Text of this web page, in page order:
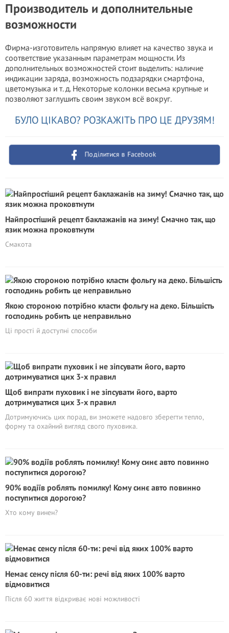
Производитель и дополнительные
возможности
Фирма-изготовитель напрямую влияет на качество звука и
соответствие указанным параметрам мощности. Из
дополнительных возможностей стоит выделить: наличие
индикации заряда, возможность подзарядки смартфона,
цветомузыка и т. д. Некоторые колонки весьма крупные и
позволяют заглушить своим звуком всё вокруг.
БУЛО ЦІКАВО? РОЗКАЖІТЬ ПРО ЦЕ ДРУЗЯМ!
Поділитися в Facebook
Найпростіший рецепт баклажанів на зиму! Смачно так, що
язик можна проковтнути
Смакота
Якою стороною потрібно класти фольгу на деко. Більшість
господинь робить це неправильно
Ці прості й доступні способи
Щоб випрати пуховик і не зіпсувати його, варто
дотримуватися цих 3-х правил
Дотримуючись цих порад, ви зможете надовго зберегти тепло,
форму та охайний вигляд свого пуховика.
90% водіїв роблять помилку! Кому синє авто повинно
поступитися дорогою?
Хто кому винен?
Немає сенсу після 60-ти: речі від яких 100% варто
відмовитися
Після 60 життя відкриває нові можливості